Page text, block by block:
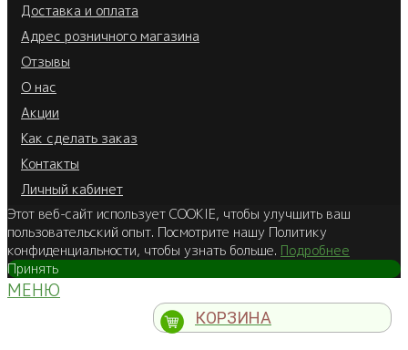
Доставка и оплата
Адрес розничного магазина
Отзывы
О нас
Акции
Как сделать заказ
Контакты
Личный кабинет
Этот веб-сайт использует COOKIE, чтобы улучшить ваш
пользовательский опыт. Посмотрите нашу Политику
конфиденциальности, чтобы узнать больше. Подробнее
Принять
МЕНЮ
КОРЗИНА